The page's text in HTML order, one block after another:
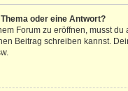
oder eine Antwort?
Forum zu eröffnen, musst
Beitrag schreiben kannst.